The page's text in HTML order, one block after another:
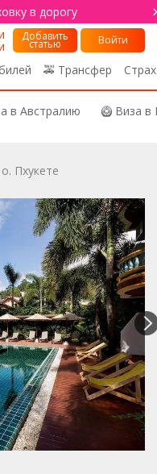
в дорогу
🚕 Трансфер
Добавить
статью Войти
в Австралию 🥝 Виза
Пхукете